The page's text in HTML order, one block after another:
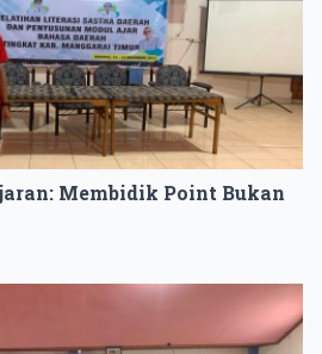
Membidik Point Bukan